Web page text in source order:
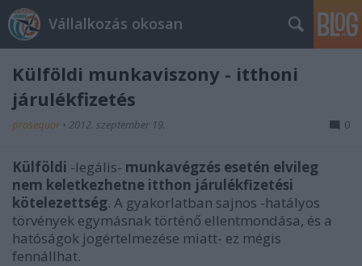
Vállalkozás okosan
Külföldi munkaviszony - itthoni
járulékfizetés
prosequor • 2012. szeptember 19. 0
Külföldi -legális- munkavégzés esetén elvileg
nem keletkezhetne itthon járulékfizetési
kötelezettség. A gyakorlatban sajnos -hatályos
törvények egymásnak történő ellentmondása, és a
hatóságok jogértelmezése miatt- ez mégis
fennállhat.